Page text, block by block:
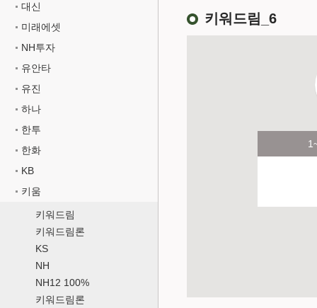
대신
미래에셋
NH투자
유안타
유진
하나
한투
한화
KB
키움
키워드림
키워드림론
KS
NH
NH12 100%
키워드림론
키워드림_6